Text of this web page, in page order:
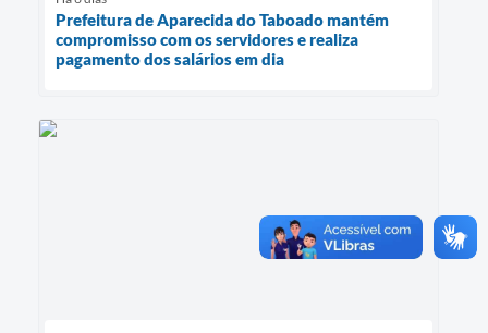
Prefeitura de Aparecida do Taboado mantém
compromisso com os servidores e realiza
pagamento dos salários em dia